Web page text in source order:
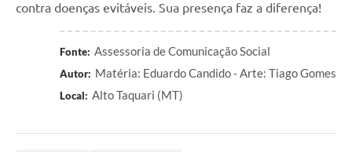
contra doenças evitáveis. Sua presença faz a diferença!
Fonte: Assessoria de Comunicação Social
Autor: Matéria: Eduardo Candido - Arte: Tiago Gomes
Local: Alto Taquari (MT)